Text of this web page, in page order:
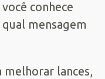
conhece
mensagem
melhorar lances,